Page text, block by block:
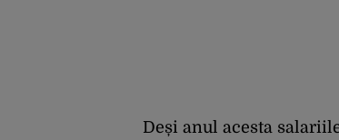
Deși anul acesta